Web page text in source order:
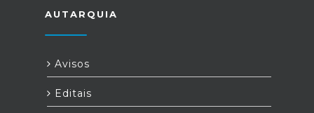
AUTARQUIA
Avisos
Editais